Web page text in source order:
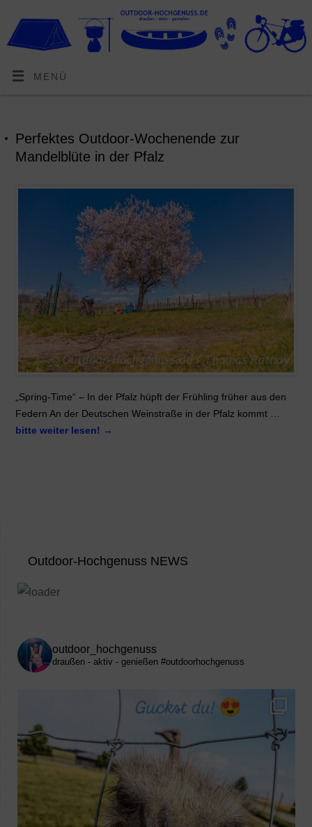
MENÜ
Perfektes Outdoor-Wochenende zur
Mandelblüte in der Pfalz
„Spring-Time“ – In der Pfalz hüpft der Frühling früher aus den
Federn An der Deutschen Weinstraße in der Pfalz kommt …
bitte weiter lesen! →
Outdoor-Hochgenuss NEWS
outdoor_hochgenuss
draußen - aktiv - genießen #outdoorhochgenuss